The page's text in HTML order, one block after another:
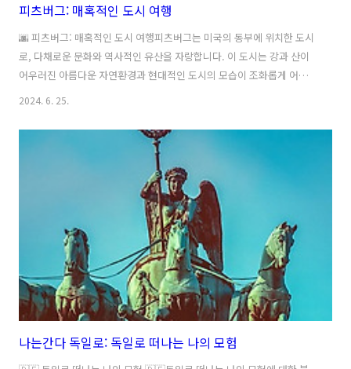
피츠버그: 매혹적인 도시 여행
🌆 피츠버그: 매혹적인 도시 여행피츠버그는 미국의 동부에 위치한 도시
로, 다채로운 문화와 역사적인 유산을 자랑합니다. 이 도시는 강과 산이
어우러진 아름다운 자연환경과 현대적인 도시의 모습이 조화롭게 어우
러져 있어 매혹적인 여행지로 손꼽힙니다.피츠버그를 방문한다면 반드
니다. 이곳은 다채로운 식물들과 아름다운 정원이 있는 식물원으로, 자연
을 사랑하는 이들에게는 꼭 추천하는 장소입니다.또한, Andy Warhol
Museum은 현대 미술을 즐기는 이들에게 꼭 방문해야 할 곳입니다. 앤
디 워홀의 작품뿐만 아니라 다양한 현대 미술가들의 작품을 감상할 수 있
어 예술을 즐기는 이들에게는 꼭 필요한 장소입니다.피츠버그는 ..
2024. 6. 25.
나는간다 독일로: 독일로 떠나는 나의 모험